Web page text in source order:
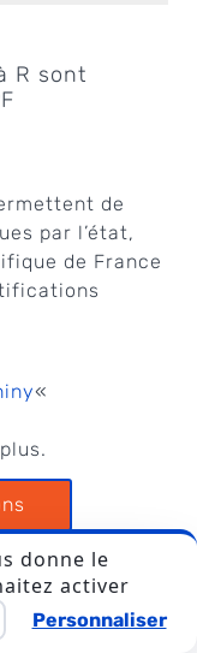
R sont
de
par l’état,
de France
«
donne le
activer
Personnaliser